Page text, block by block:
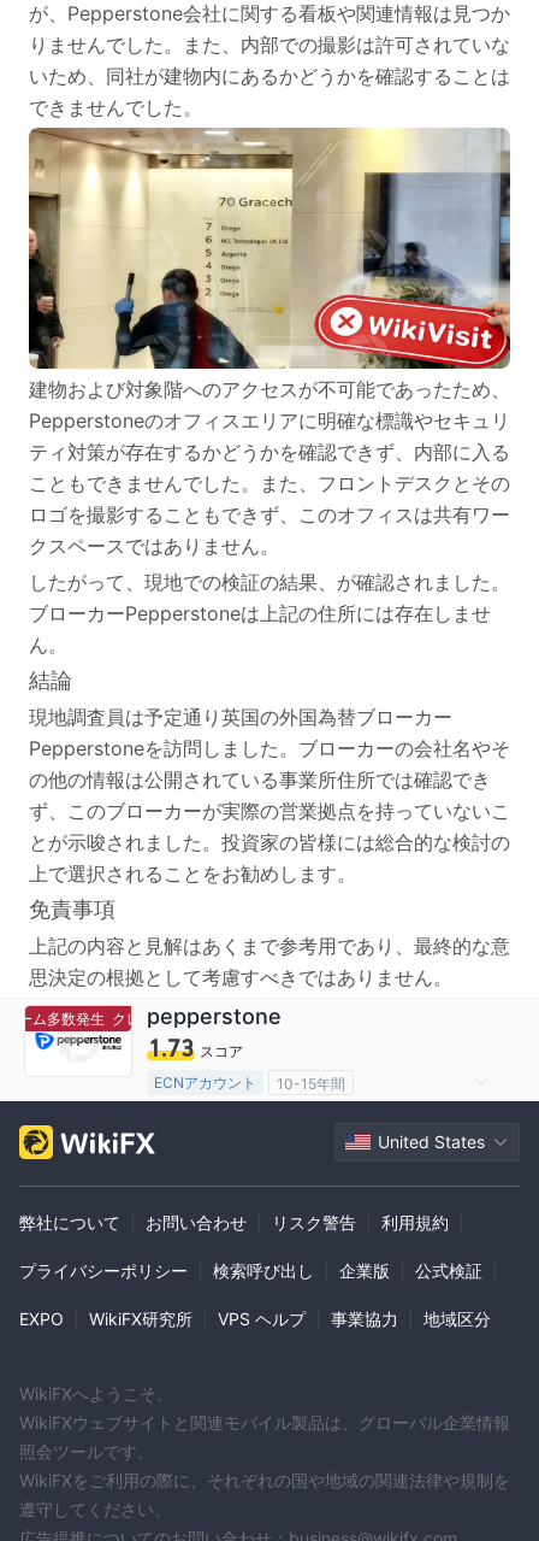
が、Pepperstone会社に関する看板や関連情報は見つか
りませんでした。また、内部での撮影は許可されていな
いため、同社が建物内にあるかどうかを確認することは
できませんでした。
建物および対象階へのアクセスが不可能であったため、
Pepperstoneのオフィスエリアに明確な標識やセキュリ
ティ対策が存在するかどうかを確認できず、内部に入る
こともできませんでした。また、フロントデスクとその
ロゴを撮影することもできず、このオフィスは共有ワー
クスペースではありません。
したがって、現地での検証の結果、が確認されました。
ブローカーPepperstoneは上記の住所には存在しませ
ん。
結論
現地調査員は予定通り英国の外国為替ブローカー
Pepperstoneを訪問しました。ブローカーの会社名やそ
の他の情報は公開されている事業所住所では確認でき
ず、このブローカーが実際の営業拠点を持っていないこ
とが示唆されました。投資家の皆様には総合的な検討の
上で選択されることをお勧めします。
免責事項
上記の内容と見解はあくまで参考用であり、最終的な意
思決定の根拠として考慮すべきではありません。
ーム多数発生 クレーム多数発生
pepperstone
1.73 スコア
ECNアカウント
10-15年間
マーケットメイキングライセンス（MM）United States
弊社について お問い合わせ リスク警告 利用規約
プライバシーポリシー 検索呼び出し 企業版 公式検証
EXPO WikiFX研究所 VPS ヘルプ 事業協力 地域区分
WikiFXへようこそ。
WikiFXウェブサイトと関連モバイル製品は、グローバル企業情報
照会ツールです。
WikiFXをご利用の際に、それぞれの国や地域の関連法律や規制を
遵守してください。